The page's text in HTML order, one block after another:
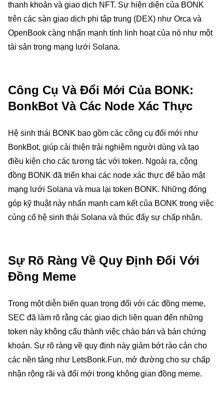
thanh khoản và giao dịch NFT. Sự hiện diện của BONK
trên các sàn giao dịch phi tập trung (DEX) như Orca và
OpenBook càng nhấn mạnh tính linh hoạt của nó như một
tài sản trong mạng lưới Solana.
Công Cụ Và Đổi Mới Của BONK:
BonkBot Và Các Node Xác Thực
Hệ sinh thái BONK bao gồm các công cụ đổi mới như
BonkBot, giúp cải thiện trải nghiệm người dùng và tạo
điều kiện cho các tương tác với token. Ngoài ra, cộng
đồng BONK đã triển khai các node xác thực để bảo mật
mạng lưới Solana và mua lại token BONK. Những đóng
góp kỹ thuật này nhấn mạnh cam kết của BONK trong việc
củng cố hệ sinh thái Solana và thúc đẩy sự chấp nhận.
Sự Rõ Ràng Về Quy Định Đối Với
Đồng Meme
Trong một diễn biến quan trọng đối với các đồng meme,
SEC đã làm rõ rằng các giao dịch liên quan đến những
token này không cấu thành việc chào bán và bán chứng
khoán. Sự rõ ràng về quy định này giảm bớt rào cản cho
các nền tảng như LetsBonk.Fun, mở đường cho sự chấp
nhận rộng rãi và đổi mới trong không gian đồng meme.